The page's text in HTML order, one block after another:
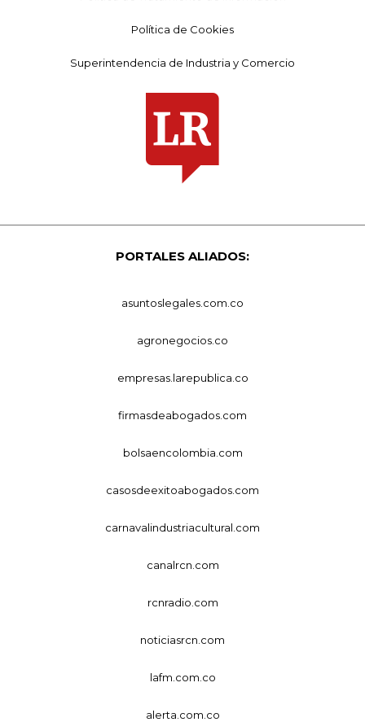
Política de Cookies
Superintendencia de Industria y Comercio
PORTALES ALIADOS:
asuntoslegales.com.co
agronegocios.co
empresas.larepublica.co
firmasdeabogados.com
bolsaencolombia.com
casosdeexitoabogados.com
carnavalindustriacultural.com
canalrcn.com
rcnradio.com
noticiasrcn.com
lafm.com.co
alerta.com.co